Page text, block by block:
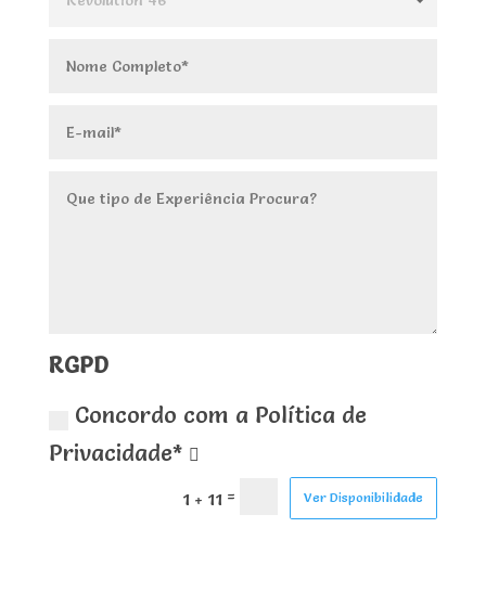
RGPD
Concordo com a Política de
Privacidade*